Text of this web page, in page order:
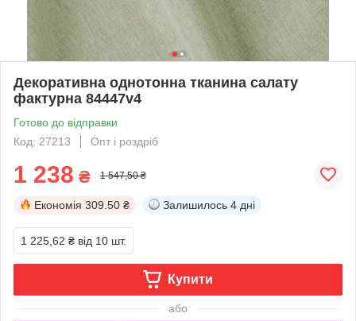
Декоративна однотонна тканина салату
фактурна 84447v4
Готово до відправки
Код: 27213
Опт і роздріб
1 238 ₴ 1 547,50 ₴
Економія 309.50 ₴ Залишилось 4 дні
1 225,62 ₴ від 10 шт.
Купити
або